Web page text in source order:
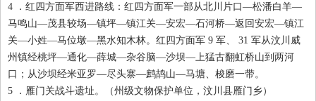
4
．红四方面军西进路线：红四方面军一部从北川片口—松潘白羊—
马鸣山—茂县较场—镇坪—镇江关—安宏—石河桥—返回安宏—镇江
关—小姓—马位墩—黑水知木林。红四方面军 9 军、 31 军从汶川威
州镇经桃坪—通化—薛城—杂谷脑—沙坝—上猛古翻虹桥山到两河
口；从沙坝经米亚罗—尽头寨—鹧鸪山—马塘、梭磨一带。
5
．雁门关战斗遗址。（州级文物保护单位，汶川县雁门乡）